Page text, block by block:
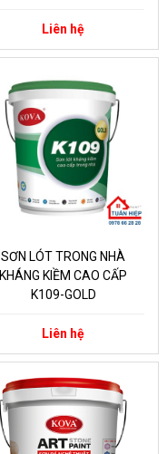
Liên hệ
SƠN LÓT TRONG NHÀ
KHÁNG KIỀM CAO CẤP
K109-GOLD
Liên hệ